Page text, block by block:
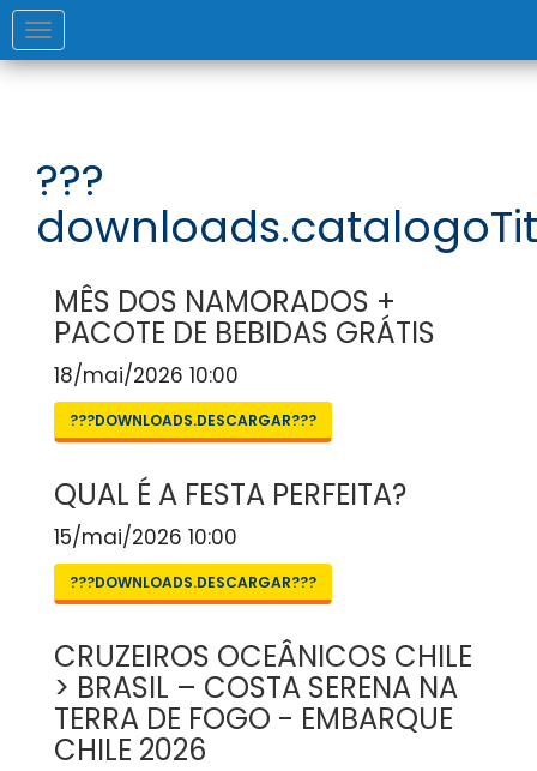
Toggle
navigation
???
MÊS DOS NAMORADOS +
PACOTE DE BEBIDAS GRÁTIS
18/mai/2026 10:00
???DOWNLOADS.DESCARGAR???
QUAL É A FESTA PERFEITA?
15/mai/2026 10:00
???DOWNLOADS.DESCARGAR???
CRUZEIROS OCEÂNICOS CHILE
> BRASIL – COSTA SERENA NA
TERRA DE FOGO - EMBARQUE
CHILE 2026